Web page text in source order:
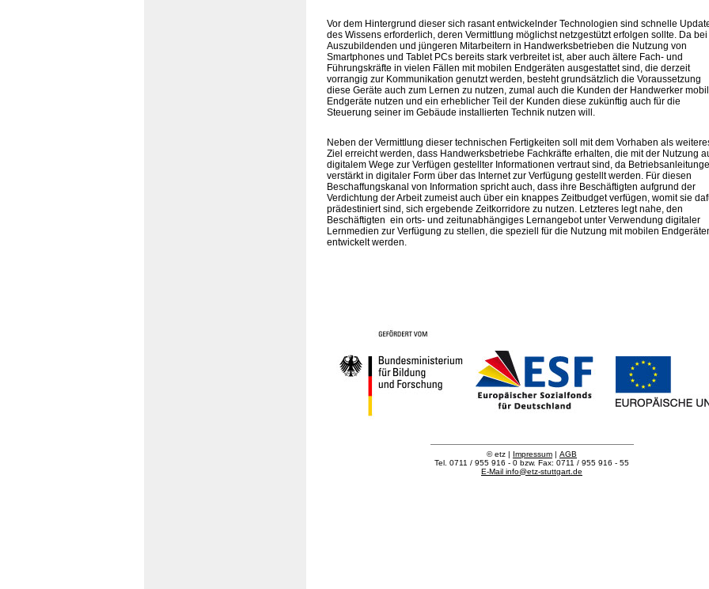
Vor dem Hintergrund dieser sich rasant entwickelnder Technologien sind schnelle
des Wissens erforderlich, deren Vermittlung möglichst netzgestützt erfolgen sollte. Da bei
Auszubildenden und jüngeren Mitarbeitern in Handwerksbetrieben die Nutzung von
Smartphones und Tablet PCs bereits stark verbreitet ist, aber auch ältere Fach- und
Führungskräfte in vielen Fällen mit mobilen Endgeräten ausgestattet sind, die derzeit
vorrangig zur Kommunikation genutzt werden, besteht grundsätzlich die Voraussetzung
diese Geräte auch zum Lernen zu nutzen, zumal auch die Kunden der Handwerker
Endgeräte nutzen und ein erheblicher Teil der Kunden diese zukünftig auch für die
Steuerung seiner im Gebäude installierten Technik nutzen will.
Neben der Vermittlung dieser technischen Fertigkeiten soll mit dem Vorhaben als
Ziel erreicht werden, dass Handwerksbetriebe Fachkräfte erhalten, die mit der Nutzung
digitalem Wege zur Verfügen gestellter Informationen vertraut sind, da
verstärkt in digitaler Form über das Internet zur Verfügung gestellt werden. Für diesen
Beschaffungskanal von Information spricht auch, dass ihre Beschäftigten aufgrund der
Verdichtung der Arbeit zumeist auch über ein knappes Zeitbudget verfügen, womit sie
prädestiniert sind, sich ergebende Zeitkorridore zu nutzen. Letzteres legt nahe, den
Beschäftigten ein orts- und zeitunabhängiges Lernangebot unter Verwendung digitaler
Lernmedien zur Verfügung zu stellen, die speziell für die Nutzung mit mobilen
entwickelt werden.
© etz | Impressum | AGB
Tel. 0711 / 955 916 - 0 bzw. Fax: 0711 / 955 916 - 55
E-Mail info@etz-stuttgart.de